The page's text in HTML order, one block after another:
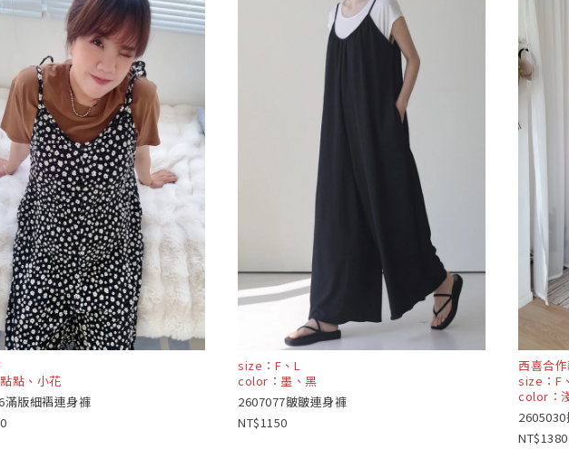
點、小花
滿版細褶連身褲
size：F、L
color：墨、黑
2607077皺皺連身褲
1150
西喜合
size：F
color：
1380